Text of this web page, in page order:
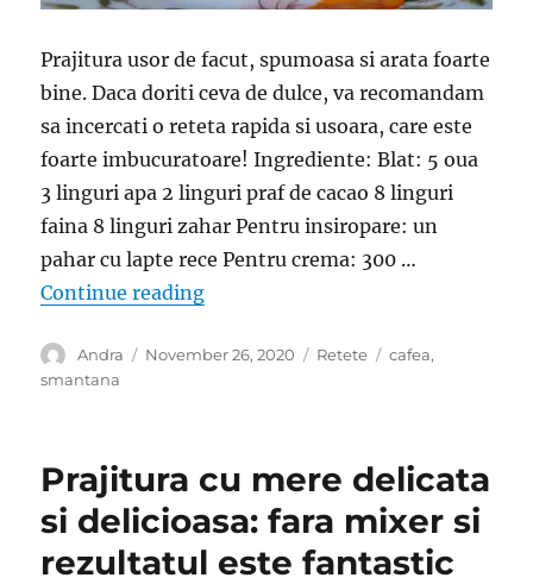
Prajitura usor de facut, spumoasa si arata foarte
bine. Daca doriti ceva de dulce, va recomandam
sa incercati o reteta rapida si usoara, care este
foarte imbucuratoare! Ingrediente: Blat: 5 oua
3 linguri apa 2 linguri praf de cacao 8 linguri
faina 8 linguri zahar Pentru insiropare: un
pahar cu lapte rece Pentru crema: 300 …
Continue reading“Prajitura Miracol- Spumoasa si
Author
Andra
Posted
November 26, 2020 Categories
Retete Tags
cafea,
smantana
Prajitura cu mere delicata
si delicioasa: fara mixer si
rezultatul este fantastic